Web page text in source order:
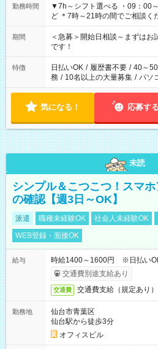
勤務時間
▼7h～シフト選べる ・09：00
ど ＊7時～21時の間でご相談く
期間
＜急募＞開始日相談～まずは
です！
特徴 日払いOK / 履歴書不要 / 40～
務 / 10名以上の大量募集 / パソ
気になる！ 応募する
未読
シンプル＆こつこつ！スマ
の確認【週3日～OK】
派遣 職種未経験OK 社会人未経験OK
WEB登録・面接OK
給与
時給1400～1600円 ※日払い
交通費別途支給あり
交通費 交通費支給（規定あり）
勤務地
仙台市青葉区
仙台駅から徒歩3分
オフィスビル